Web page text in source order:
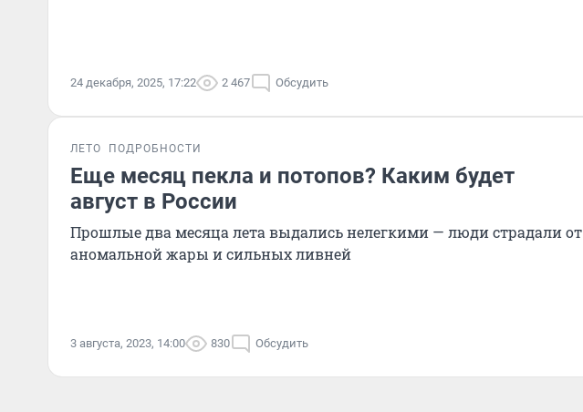
24 декабря, 2025, 17:22 2 467 Обсудить
ЛЕТО ПОДРОБНОСТИ
Еще месяц пекла и потопов? Каким будет
август в России
Прошлые два месяца лета выдались нелегкими — люди страдали от
аномальной жары и сильных ливней
3 августа, 2023, 14:00 830 Обсудить